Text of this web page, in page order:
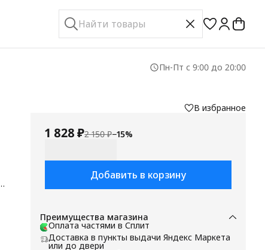
Пн-Пт с 9:00 до 20:00
В избранное
1 828 ₽2 150 ₽−15%
Добавить в корзину
Преимущества магазина
Оплата частями в Сплит
Доставка в пункты выдачи Яндекс Маркета
или до двери